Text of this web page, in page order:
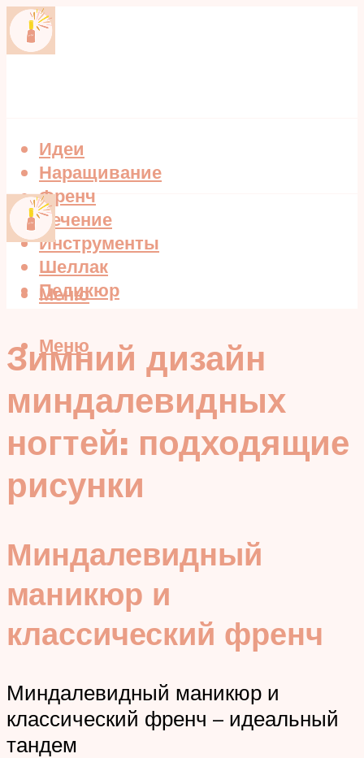
Идеи
Наращивание
Френч
Лечение
Инструменты
Шеллак
Педикюр
Меню
Меню
Зимний дизайн
миндалевидных
ногтей: подходящие
рисунки
Миндалевидный
маникюр и
классический френч
Миндалевидный маникюр и
классический френч – идеальный
тандем